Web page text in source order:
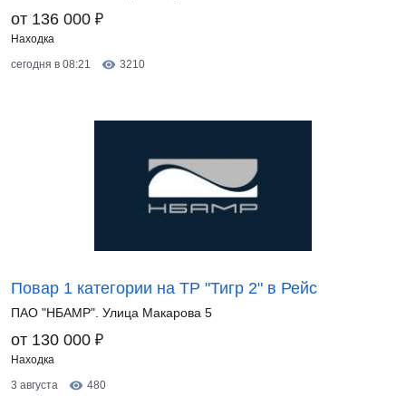
от 136 000 ₽
Находка
сегодня в 08:21
3210
Повар 1 категории на ТР "Тигр 2" в Рейс
ПАО "НБАМР". Улица Макарова 5
от 130 000 ₽
Находка
3 августа
480